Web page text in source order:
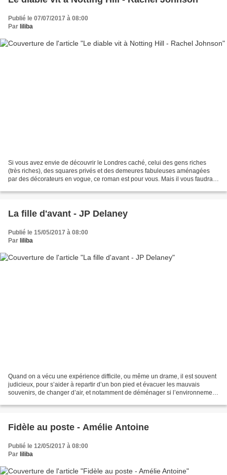
Publié le 07/07/2017 à 08:00
Par liliba
Si vous avez envie de découvrir le Londres caché, celui des gens riches
(très riches), des squares privés et des demeures fabuleuses aménagées
par des décorateurs en vogue, ce roman est pour vous. Mais il vous faudra
La fille d'avant - JP Delaney
Publié le 15/05/2017 à 08:00
Par liliba
Quand on a vécu une expérience difficile, ou même un drame, il est souvent
judicieux, pour s’aider à repartir d’un bon pied et évacuer les mauvais
souvenirs, de changer d’air, et notamment de déménager si l’environnement
Fidèle au poste - Amélie Antoine
Publié le 12/05/2017 à 08:00
Par liliba